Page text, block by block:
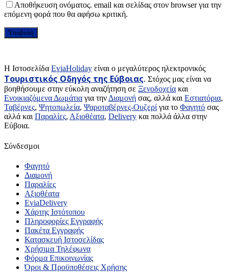
Αποθήκευση ονόματος. email και σελίδας στον browser για την
επόμενη φορά που θα αφήσω κριτική.
H Ιστοσελίδα EviaHoliday είναι ο μεγαλύτερος ηλεκτρονικός
Τουριστικός Οδηγός της Εύβοιας. Στόχος μας είναι να
βοηθήσουμε στην εύκολη αναζήτηση σε Ξενοδοχεία και
Ενοικιαζόμενα Δωμάτια για την Διαμονή σας, αλλά και Εστιατόρια,
Ταβέρνες, Ψητοπωλεία, Ψαροταβέρνες-Ουζερί για το Φαγητό σας
αλλά και Παραλίες, Αξιοθέατα, Delivery και πολλά άλλα στην
Εύβοια.
Σύνδεσμοι
Φαγητό
Διαμονή
Παραλίες
Αξιοθέατα
EviaDelivery
Χάρτης Ιστότοπου
Πληροφορίες Εγγραφής
Πακέτα Εγγραφής
Κατασκευή Ιστοσελίδας
Χρήσιμα Τηλέφωνα
Φόρμα Επικοινωνίας
Όροι & Προϋποθέσεις Xρήσης